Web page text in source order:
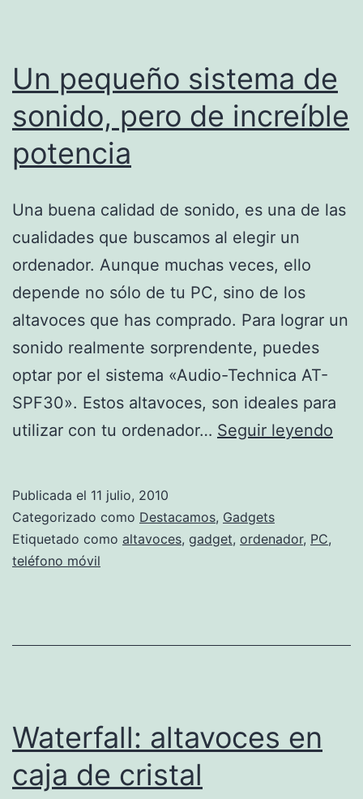
Un pequeño sistema de
sonido, pero de increíble
potencia
Una buena calidad de sonido, es una de las
cualidades que buscamos al elegir un
ordenador. Aunque muchas veces, ello
depende no sólo de tu PC, sino de los
altavoces que has comprado. Para lograr un
sonido realmente sorprendente, puedes
optar por el sistema «Audio-Technica AT-
SPF30». Estos altavoces, son ideales para
utilizar con tu ordenador… Seguir leyendo
Publicada el 11 julio, 2010
Categorizado como Destacamos, Gadgets
Etiquetado como altavoces, gadget, ordenador, PC,
teléfono móvil
Waterfall: altavoces en
caja de cristal